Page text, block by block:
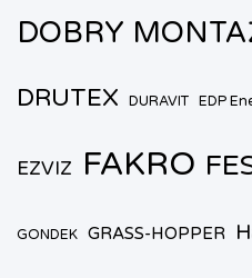
DOBRY
DRUTEX DURAVIT EDP
EZVIZ FAKRO
GONDEK GRASS-HOPPER